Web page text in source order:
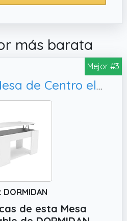
más barata
Mejor #3
DORMIDAN- Mesa de Centro elevable, Mayor Grosor y Estabilidad (Blanco/Blanco)
DORMIDAN
de esta Mesa